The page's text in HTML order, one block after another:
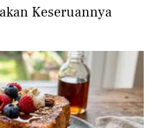
Keseruannya